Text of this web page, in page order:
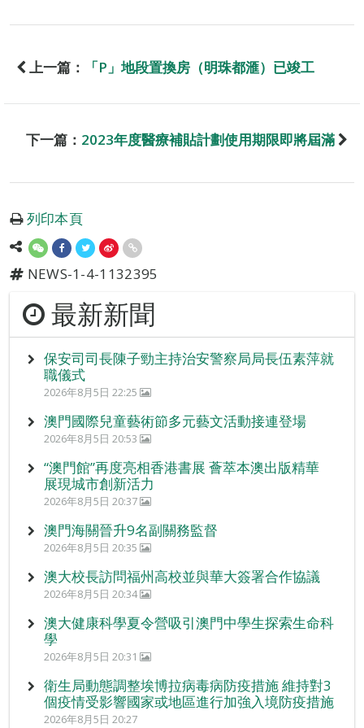
上一篇： 「P」地段置換房（明珠都滙）已竣工
下一篇： 2023年度醫療補貼計劃使用期限即將屆滿
列印本頁
NEWS-1-4-1132395
最新新聞
保安司司長陳子勁主持治安警察局局長伍素萍就
職儀式
2026年8月5日 22:25
澳門國際兒童藝術節多元藝文活動接連登場
2026年8月5日 20:53
“澳門館”再度亮相香港書展 薈萃本澳出版精華
展現城市創新活力
2026年8月5日 20:37
澳門海關晉升9名副關務監督
2026年8月5日 20:35
澳大校長訪問福州高校並與華大簽署合作協議
2026年8月5日 20:34
澳大健康科學夏令營吸引澳門中學生探索生命科
學
2026年8月5日 20:31
衛生局動態調整埃博拉病毒病防疫措施 維持對3
個疫情受影響國家或地區進行加強入境防疫措施
2026年8月5日 20:27